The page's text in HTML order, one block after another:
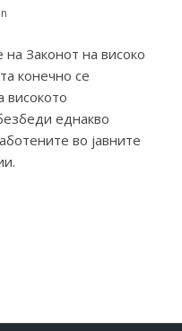
Законот на високо
конечно се
високото
еднакво
во јавните